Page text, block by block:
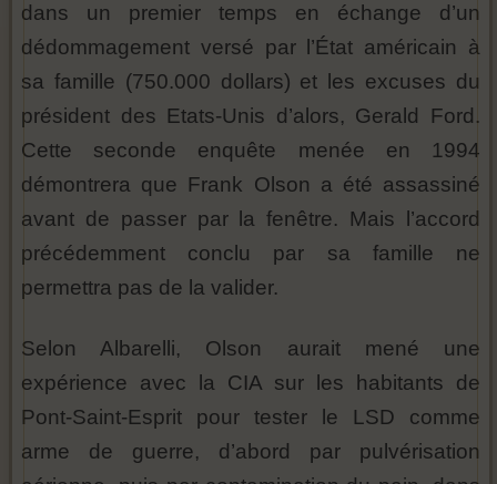
dans un premier temps en échange d’un
dédommagement versé par l’État américain à
sa famille (750.000 dollars) et les excuses du
président des Etats-Unis d’alors, Gerald Ford.
Cette seconde enquête menée en 1994
démontrera que Frank Olson a été assassiné
avant de passer par la fenêtre. Mais l’accord
précédemment conclu par sa famille ne
permettra pas de la valider.
Selon Albarelli, Olson aurait mené une
expérience avec la CIA sur les habitants de
Pont-Saint-Esprit pour tester le LSD comme
arme de guerre, d’abord par pulvérisation